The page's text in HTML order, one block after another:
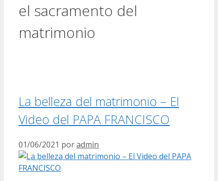
el sacramento del
matrimonio
La belleza del matrimonio – El
Video del PAPA FRANCISCO
01/06/2021 poradmin